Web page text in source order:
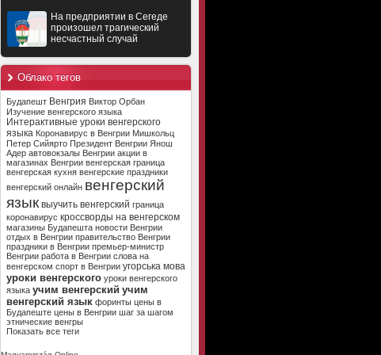
На предприятии в Сегеде
произошел трагический
несчастный случай
Облако тегов
Будапешт Венгрия Виктор Орбан
Изучение венгерского языка
Интерактивные уроки венгерского
языка Коронавирус в Венгрии Мишкольц
Петер Сийярто Президент Венгрии Янош
Адер автовокзалы Венгрии акции в
магазинах Венгрии венгерская граница
венгерская кухня венгерские праздники
венгерский онлайн венгерский
язык выучить венгерский граница
коронавирус кроссворды на венгерском
магазины Будапешта новости Венгрии
отдых в Венгрии правительство Венгрии
праздники в Венгрии премьер-министр
Венгрии работа в Венгрии слова на
венгерском спорт в Венгрии угорська мова
уроки венгерского уроки венгерского
языка учим венгерский учим
венгерский язык форинты цены в
Будапеште цены в Венгрии шаг за шагом
этнические венгры
Показать все теги